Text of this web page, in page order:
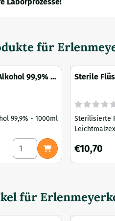
für
99,9% -
99,9% - 1000ml
Anzahl wählen für Isopropyl
Sterile
Sterilisierte
Ideal für die
Transport
Gebrauch
Preis: 10,70
€10,70
für